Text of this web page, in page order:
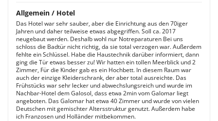
Allgemein / Hotel
Das Hotel war sehr sauber, aber die Einrichtung aus den 70iger
Jahren und daher teilweise etwas abgegriffen. Soll ca. 2017
neugebaut werden. Deshalb wohl nur Notreparaturen Bei uns
schloss die Badtür nicht richtig, da sie total verzogen war. Außerdem
fehlte ein Schlüssel. Habe die Haustechnik darüber informiert, dann
ging die Tür etwas besser zu! Wir hatten ein tollen Meerblick und 2
Zimmer, Für die Kinder gab es ein Hochbett. In diesem Raum war
auch der einzige Kleiderschrank, der aber total ausreichte. Das
Frühstücks war sehr lecker und abwechslungsreich und wurde im
Nachbar-Hotel dem Galosol, dass etwa 2min vom Galomar liegt
angeboten. Das Galomar hat etwa 40 Zimmer und wurde von vielen
Deutschen mit gemischter Altersstruktur genutzt. Außerdem habe
ich Franzosen und Holländer mitbekommen.